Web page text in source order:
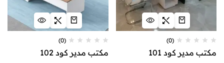
(0)
مكتب مدير كود 101
(0)
مكتب مدير كود 102